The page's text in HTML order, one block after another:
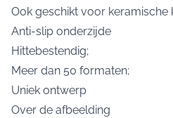
Ook geschikt voor keramische
Anti-slip onderzijde
Hittebestendig;
Meer dan 50 formaten;
Uniek ontwerp
Over de afbeelding